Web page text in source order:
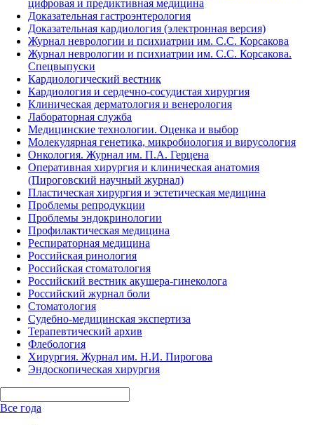
цифровая и предиктивная медицина
Доказательная гастроэнтерология
Доказательная кардиология (электронная версия)
Журнал неврологии и психиатрии им. С.С. Корсакова
Журнал неврологии и психиатрии им. С.С. Корсакова.
Спецвыпуски
Кардиологический вестник
Кардиология и сердечно-сосудистая хирургия
Клиническая дерматология и венерология
Лабораторная служба
Медицинские технологии. Оценка и выбор
Молекулярная генетика, микробиология и вирусология
Онкология. Журнал им. П.А. Герцена
Оперативная хирургия и клиническая анатомия
(Пироговский научный журнал)
Пластическая хирургия и эстетическая медицина
Проблемы репродукции
Проблемы эндокринологии
Профилактическая медицина
Респираторная медицина
Российская ринология
Российская стоматология
Российский вестник акушера-гинеколога
Российский журнал боли
Стоматология
Судебно-медицинская экспертиза
Терапевтический архив
Флебология
Хирургия. Журнал им. Н.И. Пирогова
Эндоскопическая хирургия
Все года